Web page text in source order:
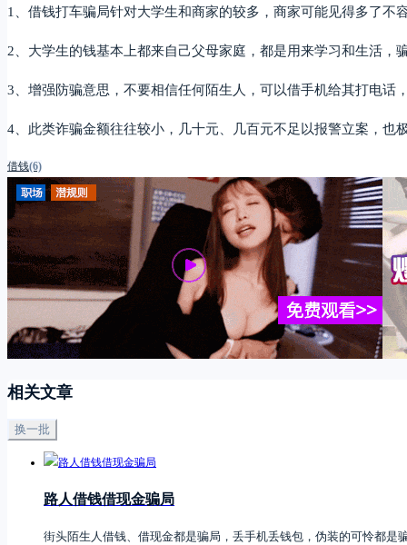
1、借钱打车骗局针对大学生和商家的较多，商家可能见得多了
2、大学生的钱基本上都来自己父母家庭，都是用来学习和生活，
3、增强防骗意思，不要相信任何陌生人，可以借手机给其打电话
4、此类诈骗金额往往较小，几十元、几百元不足以报警立案，也
借钱(6)
相关文章
换一批
路人借钱借现金骗局
街头陌生人借钱、借现金都是骗局，丢手机丢钱包，伪装的可怜都